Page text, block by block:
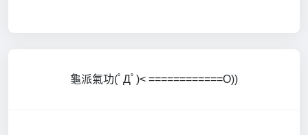
龜派氣功(ﾟДﾟ)< ============O))